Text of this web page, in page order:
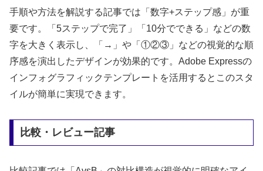
手順や方法を解説する記事では「数字+ステップ感」が重
要です。「5ステップで完了」「10分でできる」などの数
字を大きく表示し、「→」や「①②③」などの視覚的な順
序感を演出したデザインが効果的です。Adobe Expressの
インフォグラフィックテンプレートを活用するとこのスタ
イルが簡単に実現できます。
比較・レビュー記事